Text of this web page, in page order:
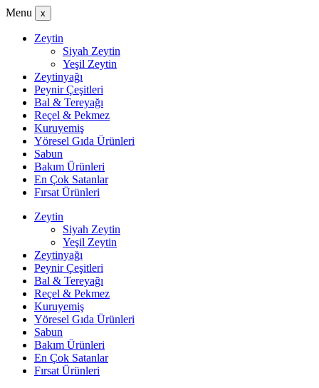
Menu x
Zeytin
Siyah Zeytin
Yeşil Zeytin
Zeytinyağı
Peynir Çeşitleri
Bal & Tereyağı
Reçel & Pekmez
Kuruyemiş
Yöresel Gıda Ürünleri
Sabun
Bakım Ürünleri
En Çok Satanlar
Fırsat Ürünleri
Zeytin
Siyah Zeytin
Yeşil Zeytin
Zeytinyağı
Peynir Çeşitleri
Bal & Tereyağı
Reçel & Pekmez
Kuruyemiş
Yöresel Gıda Ürünleri
Sabun
Bakım Ürünleri
En Çok Satanlar
Fırsat Ürünleri